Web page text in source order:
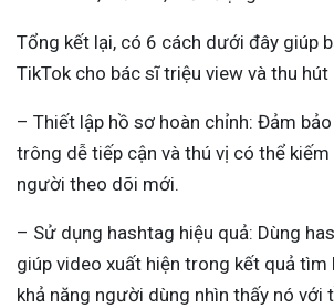
Tổng kết lại, có 6 cách dưới đây giúp
TikTok cho bác sĩ triệu view và thu
– Thiết lập hồ sơ hoàn chỉnh: Đảm
trông dễ tiếp cận và thú vị có thể
người theo dõi mới.
– Sử dụng hashtag hiệu quả: Dùng
giúp video xuất hiện trong kết quả tìm
khả năng người dùng nhìn thấy nó với